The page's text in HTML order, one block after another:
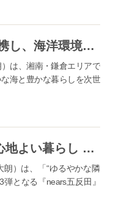
逗子海岸で海開きとビーチクリーンイベントを実施 地域と連携し、海洋環境保全と次世代への環境教育を推進
は、湘南・鎌倉エリアで
海と豊かな暮らしを次世
ひとり暮らしとシェアハウスのその間、ゆるやかにつながる心地よい暮らし シェアレジデンス『nears（ニアーズ）五反田』入居開始
）は、「“ゆるやかな隣
となる『nears五反田』